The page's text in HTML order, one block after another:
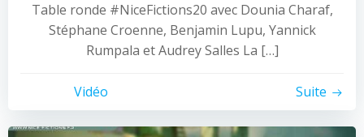
Table ronde #NiceFictions20 avec Dounia Charaf,
Stéphane Croenne, Benjamin Lupu, Yannick
Rumpala et Audrey Salles La […]
Vidéo Suite